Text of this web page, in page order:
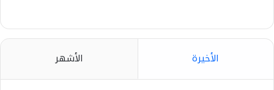
الأخيرة الأشهر